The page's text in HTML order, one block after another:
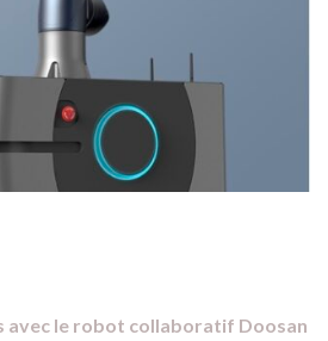
avec le robot collaboratif Doosan